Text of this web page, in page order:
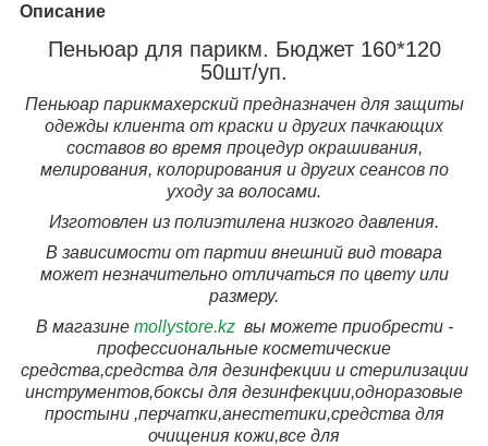
Описание
Пеньюар для парикм. Бюджет 160*120
50шт/уп.
Пеньюар парикмахерский предназначен для защиты
одежды клиента от краски и других пачкающих
составов во время процедур окрашивания,
мелирования, колорирования и других сеансов по
уходу за волосами.
Изготовлен из полиэтилена низкого давления.
В зависимости от партии внешний вид товара
может незначительно отличаться по цвету или
размеру.
В магазине mollystore.kzвы можете приобрести -
профессиональные косметические
средства,средства для дезинфекции и стерилизации
инструментов,боксы для дезинфекции,одноразовые
простыни ,перчатки,анестетики,средства для
очищения кожи,все для